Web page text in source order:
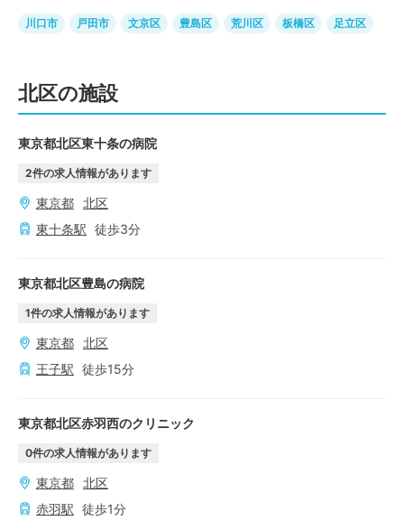
川口市 戸田市 文京区 豊島区 荒川区 板橋区 足立区
北区の施設
東京都北区東十条の病院
2件の求人情報があります
東京都 北区
東十条駅 徒歩3分
東京都北区豊島の病院
1件の求人情報があります
東京都 北区
王子駅 徒歩15分
東京都北区赤羽西のクリニック
0件の求人情報があります
東京都 北区
赤羽駅 徒歩1分